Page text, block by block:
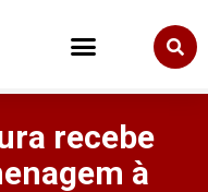
recebe
à